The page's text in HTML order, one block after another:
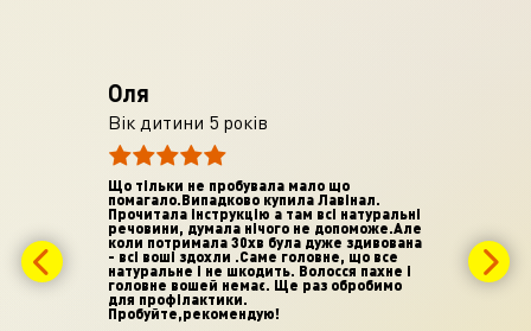
а
Оля
Вік дитини 5 років
Що тільки не пробувала мало що
помагало.Випадково купила Лавінал.
Прочитала інструкцію а там всі натуральні
речовини, думала нічого не допоможе.Але
коли потримала 30хв була дуже здивована
- всі воші здохли .Саме головне, що все
натуральне і не шкодить. Волосся пахне і
головне вошей немає. Ще раз обробимо
для профілактики.
Пробуйте,рекомендую!
была и у
аптеке
дело. В